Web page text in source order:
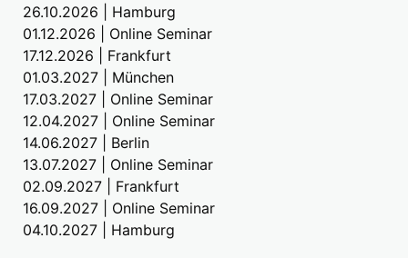
26.10.2026 | Hamburg
01.12.2026 | Online Seminar
17.12.2026 | Frankfurt
01.03.2027 | München
17.03.2027 | Online Seminar
12.04.2027 | Online Seminar
14.06.2027 | Berlin
13.07.2027 | Online Seminar
02.09.2027 | Frankfurt
16.09.2027 | Online Seminar
04.10.2027 | Hamburg